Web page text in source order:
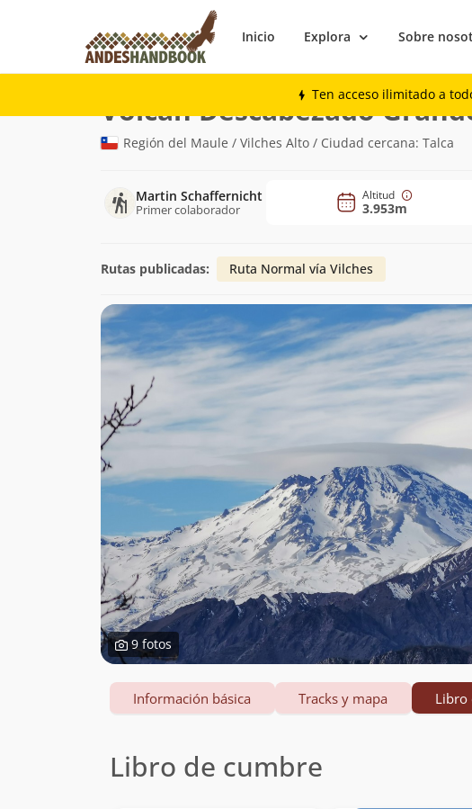
Inicio Explora Sobre
Ten acceso ilimitado a
Montaña
Volcán Descabezado
Región del Maule / Vilches Alto / Ciudad cercana: Talca
Martin Schaffernicht
Primer colaborador
Altitud
3.953m
Rutas publicadas: Ruta Normal vía Vilches
9 fotos
Información básica Tracks y mapa Libro
Libro de cumbre